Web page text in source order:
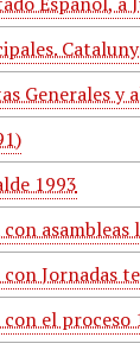
Generales
1993
asambleas
Jornadas
el proceso